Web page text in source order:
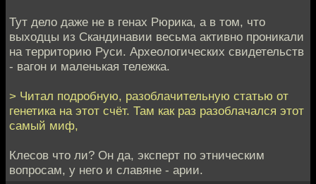
Тут дело даже не в генах Рюрика, а в том, что
выходцы из Скандинавии весьма активно проникали
на территорию Руси. Археологических свидетельств
- вагон и маленькая тележка.
> Читал подробную, разоблачительную статью от
генетика на этот счёт. Там как раз разоблачался этот
самый миф,
Клесов что ли? Он да, эксперт по этническим
вопросам, у него и славяне - арии.